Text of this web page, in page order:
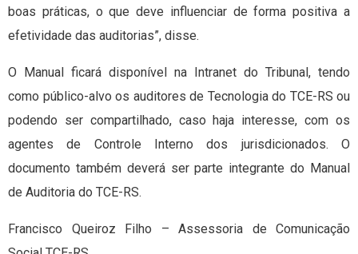
boas práticas, o que deve influenciar de forma positiva a
efetividade das auditorias”, disse.
O Manual ficará disponível na Intranet do Tribunal, tendo
como público-alvo os auditores de Tecnologia do TCE-RS ou
podendo ser compartilhado, caso haja interesse, com os
agentes de Controle Interno dos jurisdicionados. O
documento também deverá ser parte integrante do Manual
de Auditoria do TCE-RS.
Francisco Queiroz Filho – Assessoria de Comunicação